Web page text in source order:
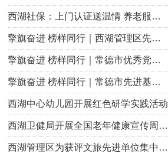
西湖社保：上门认证送温情 养老服…
擎旗奋进 榜样同行｜西湖管理区先…
擎旗奋进 榜样同行｜常德市优秀党…
擎旗奋进 榜样同行｜常德市先进基…
西湖中心幼儿园开展红色研学实践活动
西湖卫健局开展全国老年健康宣传周…
西湖管理区为获评文旅先进单位集中…